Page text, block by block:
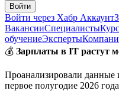
Войти
Войти через Хабр Аккаунт
ВакансииСпециалисты
обучениеЭксперты
💰 Зарплаты в IT растут
Проанализировали данные
первое полугодие 2026